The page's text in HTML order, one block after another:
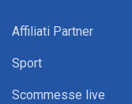
Affiliati Partner
Sport
Scommesse live